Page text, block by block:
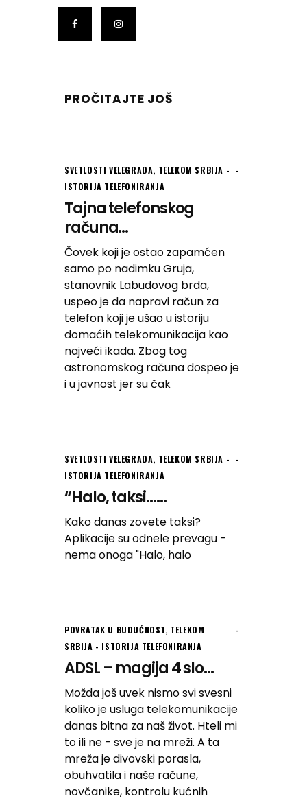
PROČITAJTE JOŠ
SVETLOSTI VELEGRADA, TELEKOM SRBIJA -
ISTORIJA TELEFONIRANJA
Tajna telefonskog
računa...
Čovek koji je ostao zapamćen
samo po nadimku Gruja,
stanovnik Labudovog brda,
uspeo je da napravi račun za
telefon koji je ušao u istoriju
domaćih telekomunikacija kao
najveći ikada. Zbog tog
astronomskog računa dospeo je
i u javnost jer su čak
SVETLOSTI VELEGRADA, TELEKOM SRBIJA -
ISTORIJA TELEFONIRANJA
“Halo, taksi…...
Kako danas zovete taksi?
Aplikacije su odnele prevagu -
nema onoga "Halo, halo
POVRATAK U BUDUĆNOST, TELEKOM
SRBIJA - ISTORIJA TELEFONIRANJA
ADSL – magija 4 slo...
Možda još uvek nismo svi svesni
koliko je usluga telekomunikacije
danas bitna za naš život. Hteli mi
to ili ne - sve je na mreži. A ta
mreža je divovski porasla,
obuhvatila i naše račune,
novčanike, kontrolu kućnih